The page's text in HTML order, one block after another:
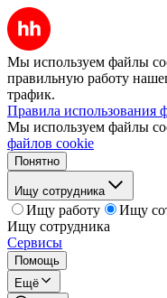
Мы используем файлы
правильную работу
трафик.
Правила использования
Мы используем файлы
файлов cookie
Понятно
Ищу сотрудника
Ищу работу
Ищу
Ищу сотрудника
Сервисы
Помощь
Ещё